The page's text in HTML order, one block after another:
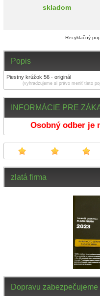
INFORMÁCIE PRE
Osobný odber je
zlatá firma
Dopravu zabezpečujeme
skladom
Recyklačný
Popis
Piestny krúžok 56 - originál
(vyhradzujeme si právo meniť tieto